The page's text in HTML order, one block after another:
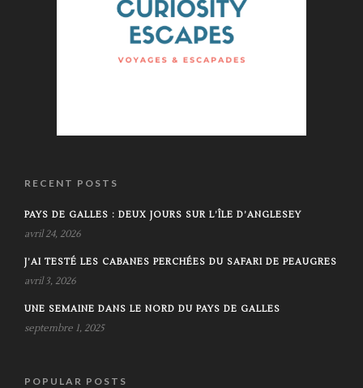
RECENT POSTS
PAYS DE GALLES : DEUX JOURS SUR L’ÎLE D’ANGLESEY
avril 24, 2026
J’AI TESTÉ LES CABANES PERCHÉES DU SAFARI DE PEAUGRES
avril 3, 2026
UNE SEMAINE DANS LE NORD DU PAYS DE GALLES
septembre 1, 2025
POPULAR POSTS